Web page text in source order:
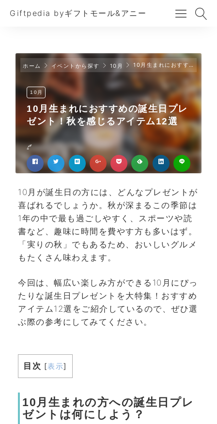
Giftpedia byギフトモール&アニー
ホーム イベントから探す 10月 10月生まれにおすすめの誕生日プレゼント！秋を感じるアイテム12選
10月
10月生まれにおすすめの誕生日プレ
ゼント！秋を感じるアイテム12選
10月が誕生日の方には、どんなプレゼントが
喜ばれるでしょうか。秋が深まるこの季節は
1年の中で最も過ごしやすく、スポーツや読
書など、趣味に時間を費やす方も多いはず。
「実りの秋」でもあるため、おいしいグルメ
もたくさん味わえます。
今回は、幅広い楽しみ方ができる10月にぴっ
たりな誕生日プレゼントを大特集！おすすめ
アイテム12選をご紹介しているので、ぜひ選
ぶ際の参考にしてみてください。
目次 [表示]
10月生まれの方への誕生日プレ
ゼントは何にしよう？